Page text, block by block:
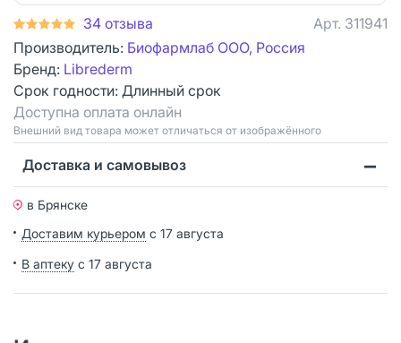
34 отзыва Арт. 311941
Производитель: Биофармлаб ООО, Россия
Бренд: Librederm
Срок годности: Длинный срок
Доступна оплата онлайн
Bнешний вид товара может отличаться от изображённого
Доставка и самовывоз
в Брянске
Доставим курьером с 17 августа
В аптеку с 17 августа